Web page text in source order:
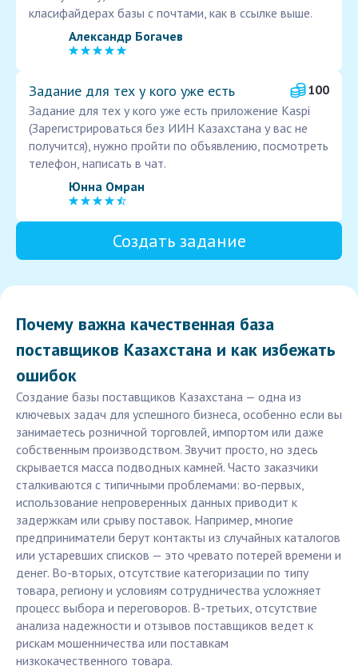
класифайдерах базы с почтами, как в ссылке выше.
Александр Богачев
Задание для тех у кого уже есть
100
Задание для тех у кого уже есть приложение Kaspi
(Зарегистрироваться без ИИН Казахстана у вас не
получится), нужно пройти по объявлению, посмотреть
телефон, написать в чат.
Юнна Омран
Создать задание
Почему важна качественная база
поставщиков Казахстана и как избежать
ошибок
Создание базы поставщиков Казахстана — одна из
ключевых задач для успешного бизнеса, особенно если вы
занимаетесь розничной торговлей, импортом или даже
собственным производством. Звучит просто, но здесь
скрывается масса подводных камней. Часто заказчики
сталкиваются с типичными проблемами: во-первых,
использование непроверенных данных приводит к
задержкам или срыву поставок. Например, многие
предприниматели берут контакты из случайных каталогов
или устаревших списков — это чревато потерей времени и
денег. Во-вторых, отсутствие категоризации по типу
товара, региону и условиям сотрудничества усложняет
процесс выбора и переговоров. В-третьих, отсутствие
анализа надежности и отзывов поставщиков ведет к
рискам мошенничества или поставкам
низкокачественного товара.